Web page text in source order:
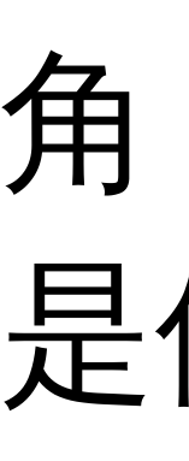
角